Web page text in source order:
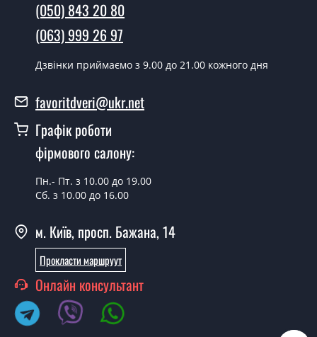
Чи можна на сьогодні викликати
замірника?
Так можна.
У вас є в наявності готові металеві
двері?
Так, ми маємо великий асортимент готових металевих
дверей.
Яка вартість найдешевших металевих
Від 5200 грн.
Потрібні металеві двері економ класу,
що порадите?
Кожна наша порада індивідуальна, у тому числі і з
приводу металевих дверей економ класу. Спробуйте
звернутися до наших менеджерів будь-яким зручним
(050) 843 20 80
(063) 999 26 97
Дзвінки приймаємо з 9.00 до 21.00 кожного дня
favoritdveri@ukr.net
Графік роботи
фірмового салону:
Пн.- Пт. з 10.00 до 19.00
Сб. з 10.00 до 16.00
м. Київ, просп. Бажана, 14
Прокласти маршруут
Онлайн консультант